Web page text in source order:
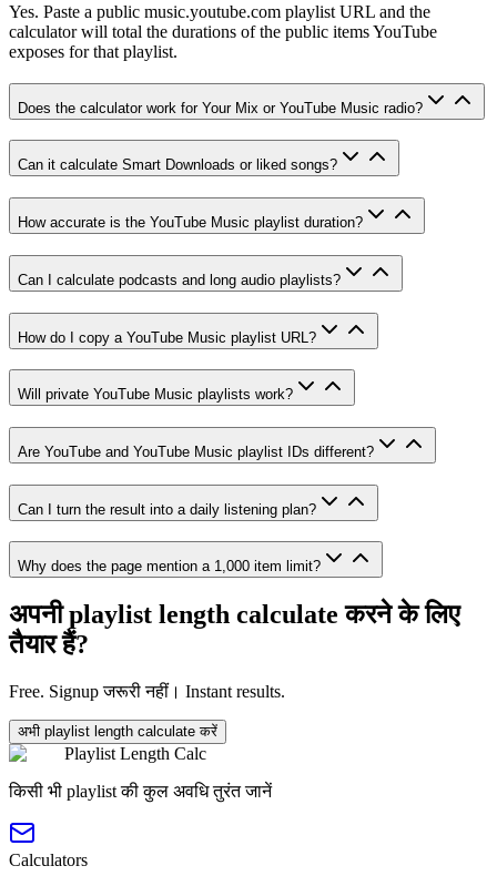
Yes. Paste a public music.youtube.com playlist URL and the
calculator will total the durations of the public items YouTube
exposes for that playlist.
Does the calculator work for Your Mix or YouTube Music radio?
Can it calculate Smart Downloads or liked songs?
How accurate is the YouTube Music playlist duration?
Can I calculate podcasts and long audio playlists?
How do I copy a YouTube Music playlist URL?
Will private YouTube Music playlists work?
Are YouTube and YouTube Music playlist IDs different?
Can I turn the result into a daily listening plan?
Why does the page mention a 1,000 item limit?
अपनी playlist length calculate करने के लिए
तैयार हैं?
Free. Signup जरूरी नहीं। Instant results.
अभी playlist length calculate करें
Playlist Length Calc
किसी भी playlist की कुल अवधि तुरंत जानें
Calculators